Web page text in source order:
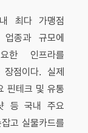
최다 가맹점
종과 규모에
한 인프라를
점이다. 실제
핀테크 및 유통
등 국내 주요
고 실물카드를